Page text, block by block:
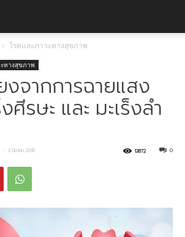
โรคและภาวะทางสุขภาพ
ทางสุขภาพ
งจากการฉายแสง
ศีรษะ และ มะเร็งลำ
- 3 มีนาคม 2018 0
13872